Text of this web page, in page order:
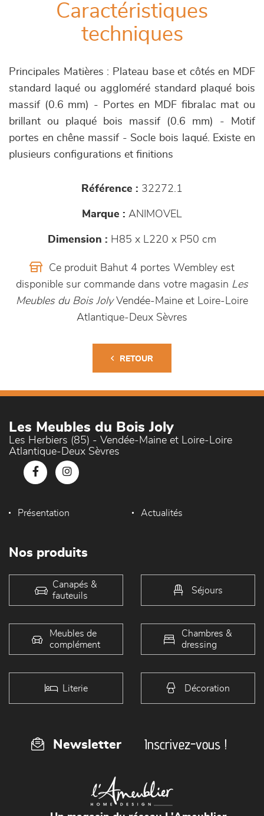
Caractéristiques
techniques
Principales Matières : Plateau base et côtés en MDF
standard laqué ou aggloméré standard plaqué bois
massif (0.6 mm) - Portes en MDF fibralac mat ou
brillant ou plaqué bois massif (0.6 mm) - Motif
portes en chêne massif - Socle bois laqué. Existe en
plusieurs configurations et finitions
Référence : 32272.1
Marque : ANIMOVEL
Dimension : H85 x L220 x P50 cm
Ce produit Bahut 4 portes Wembley est
disponible sur commande dans votre magasin Les
Meubles du Bois JolyVendée-Maine et Loire-Loire
Atlantique-Deux Sèvres
RETOUR
Les Meubles du Bois Joly
Les Herbiers (85) - Vendée-Maine et Loire-Loire
Atlantique-Deux Sèvres
Présentation Actualités
Nos produits
Canapés &
fauteuils
Séjours
Meubles de
complément
Chambres &
dressing
Literie Décoration
Newsletter Inscrivez-vous !